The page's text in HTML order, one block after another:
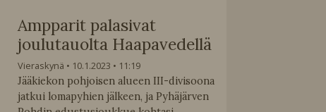
Ampparit palasivat
joulutauolta Haapavedellä
Vieraskynä 10.1.2023
11:19
Jääkiekon pohjoisen alueen III-divisoona
jatkui lomapyhien jälkeen, ja Pyhäjärven